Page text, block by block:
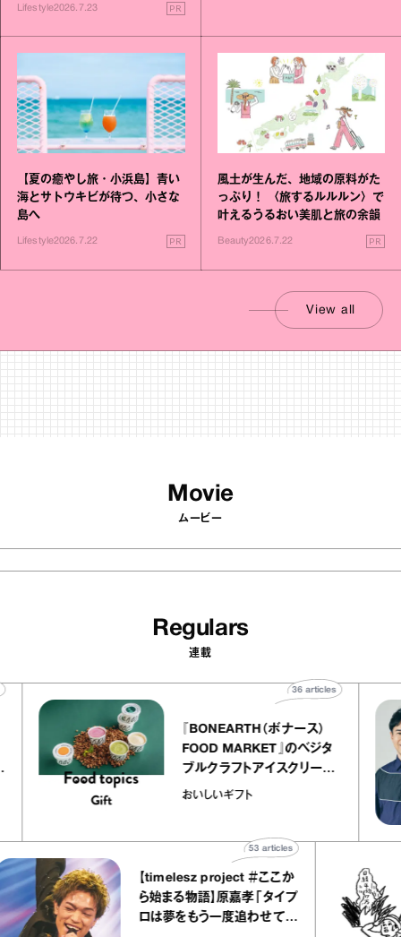
Lifestyle2026.7.23 PR
【夏の癒やし旅・小浜島】青い
海とサトウキビが待つ、小さな
島へ
Lifestyle2026.7.22 PR
風土が生んだ、地域の原料がた
っぷり！ 〈旅するルルルン〉で
叶えるうるおい美肌と旅の余韻
Beauty2026.7.22 PR
View all
Movie
ムービー
Regulars
連載
ャ
『BONEARTH（ボナース）
FOOD MARKET』のベジタ
ブルクラフトアイスクリーム
｜真野知子の「おいしいギフ
おいしいギフト
36articles
【timelesz project ＃ここか
ら始まる物語】原嘉孝「タイプ
ロは夢をもう一度追わせてく
articles